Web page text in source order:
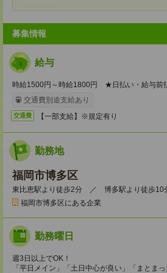
募集情報
給与
時給1500円～時給1800円 ★日払い・給与前
交通費別途支給あり
交通費 【一部支給】※規定有り
勤務地
福岡市博多区
東比恵駅より徒歩2分 ／ 博多駅より徒歩10
福岡市博多区にある企業
勤務曜日
週3日以上でOK！
「平日メイン」「土日中心が良い」「まとま